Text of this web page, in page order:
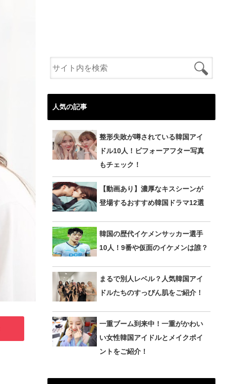
人気の記事
整形失敗が噂されている韓国アイ
ドル10人！ビフォーアフター写真
もチェック！
【動画あり】濃厚なキスシーンが
登場するおすすめ韓国ドラマ12選
韓国の歴代イケメンサッカー選手
10人！9番や仮面のイケメンは誰？
まるで別人レベル？人気韓国アイ
ドルたちのすっぴん肌をご紹介！
一重ブーム到来中！一重がかわい
い女性韓国アイドルとメイクポイ
ントをご紹介！